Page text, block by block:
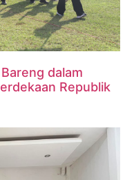
dalam
Republik